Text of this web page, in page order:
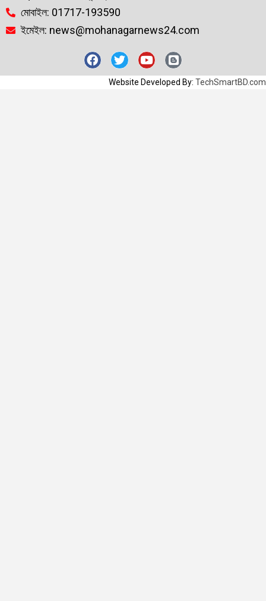
মোবাইল: 01717-193590
ইমেইল: news@mohanagarnews24.com
Website Developed By: TechSmartBD.com